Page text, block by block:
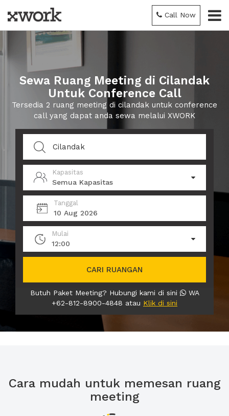
Call Now
Sewa Ruang Meeting di Cilandak
Untuk Conference Call
Tersedia 2 ruang meeting di cilandak untuk conference
call yang dapat anda sewa melalui XWORK
Kapasitas
Semua Kapasitas
Tanggal
10 Aug 2026
Mulai
12:00
CARI RUANGAN
Butuh Paket Meeting? Hubungi kami di sini
WA
+62-812-8900-4848 atau Klik di sini
Cara mudah untuk memesan ruang
meeting